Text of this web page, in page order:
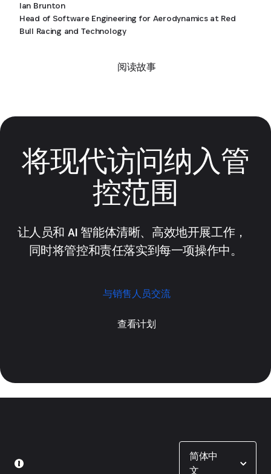
Ian Brunton
Head of Software Engineering for Aerodynamics at Red
Bull Racing and Technology
阅读故事
将现代访问纳入管
控范围
让人员和 AI 智能体清晰、高效地开展工作，
同时将管控和责任落实到每一项操作中。
与销售人员交流
查看计划
简体中
文
Show options